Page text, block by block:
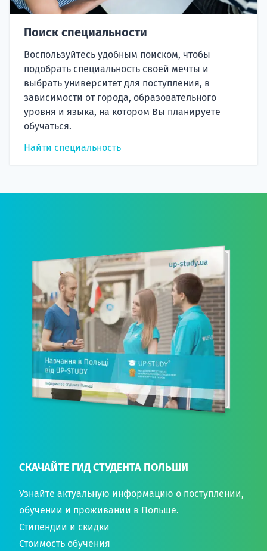
Поиск специальности
Воспользуйтесь удобным поиском, чтобы
подобрать специальность своей мечты и
выбрать университет для поступления, в
зависимости от города, образовательного
уровня и языка, на котором Вы планируете
обучаться.
Найти специальность
СКАЧАЙТЕ ГИД СТУДЕНТА ПОЛЬШИ
Узнайте актуальную информацию о поступлении,
обучении и проживании в Польше.
Стипендии и скидки
Стоимость обучения